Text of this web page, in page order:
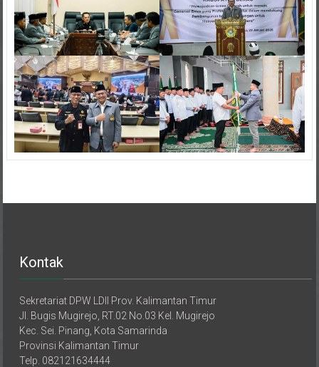
Jl. Bugis Mugirejo, RT.02 No.03 Kel. Mugirejo
Kec. Sei. Pinang, Kota Samarinda
Provinsi Kalimantan Timur
Telp. 082121634444
E-mail : dpwldiikaltim@gmail.com